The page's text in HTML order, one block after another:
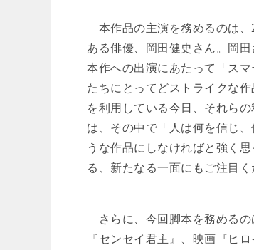
本作品の主演を務めるのは
ある俳優、岡田健史さん。岡
本作への出演にあたって「ス
たちにとってどストライクな
を利用している今日、それら
は、その中で「人は何を信じ
うな作品にしなければと強く
る、新たなる一面にもご注目く
さらに、今回脚本を務める
『センセイ君主』、映画『ヒ